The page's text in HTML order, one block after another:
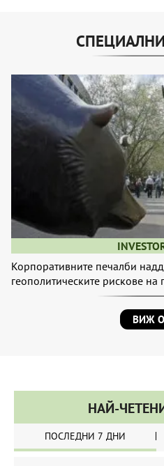
Корпоративните печалби
геополитическите рискове на
ВИЖ
НАЙ-
ПОСЛЕДНИ 7 ДНИ